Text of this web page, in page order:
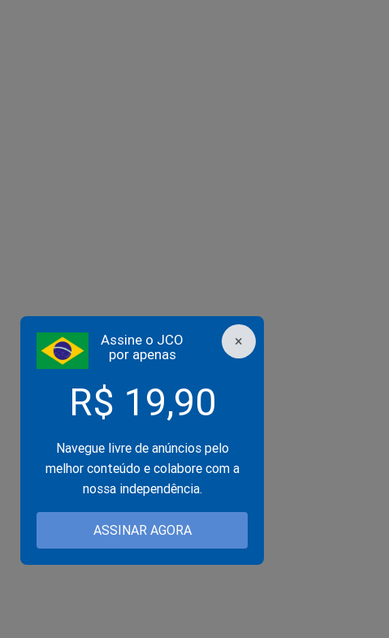
×
Assine o JCO
por apenas
R$ 19,90
Navegue livre de anúncios pelo
melhor conteúdo e colabore com a
nossa independência.
ASSINAR AGORA